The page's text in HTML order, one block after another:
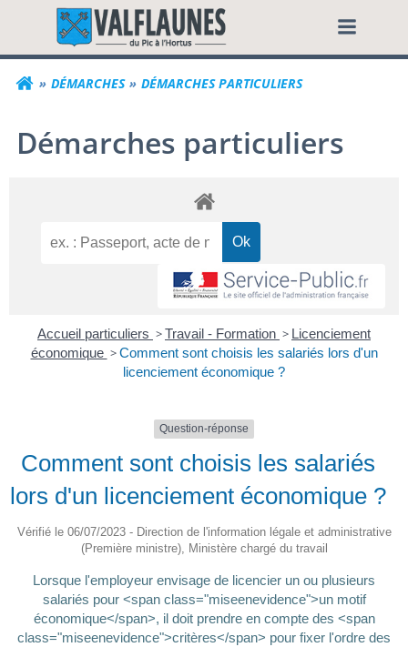
contenuCommune de
DÉMARCHES DÉMARCHES PARTICULIERS
Démarches particuliers
Accueil particuliers >Travail - Formation > Licenciement
économique > Comment sont choisis les salariés lors d'un
licenciement économique ?
Question-réponse
Comment sont choisis les salariés
lors d'un licenciement économique ?
Vérifié le 06/07/2023 - Direction de l'information légale et administrative
(Première ministre), Ministère chargé du travail
Lorsque l'employeur envisage de licencier un ou plusieurs
salariés pour <span class="miseenevidence">un motif
économique</span>, il doit prendre en compte des <span
class="miseenevidence">critères</span> pour fixer l'ordre des